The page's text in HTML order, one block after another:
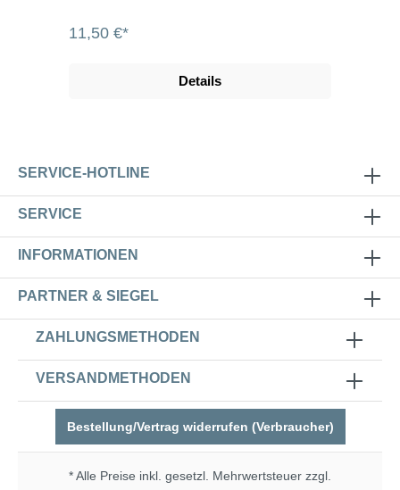
11,50 €*
Details
SERVICE-HOTLINE
SERVICE
INFORMATIONEN
PARTNER & SIEGEL
ZAHLUNGSMETHODEN
VERSANDMETHODEN
Bestellung/Vertrag widerrufen (Verbraucher)
* Alle Preise inkl. gesetzl. Mehrwertsteuer zzgl.